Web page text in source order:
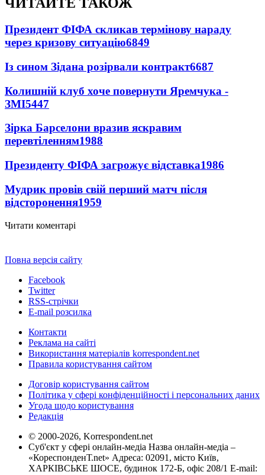
ЧИТАЙТЕ ТАКОЖ
Президент ФІФА скликав термінову нараду
через кризову ситуацію6849
Із сином Зідана розірвали контракт6687
Колишній клуб хоче повернути Яремчука -
ЗМІ5447
Зірка Барселони вразив яскравим
перевтіленням1988
Президенту ФІФА загрожує відставка1986
Мудрик провів свій перший матч після
відсторонення1959
Читати коментарі
Повна версія сайту
Facebook
Twitter
RSS-стрічки
E-mail розсилка
Контакти
Реклама на сайті
Використання матеріалів korrespondent.net
Правила користування сайтом
Договір користування сайтом
Політика у сфері конфіденційності і персональних даних
Угода щодо користування
Редакція
© 2000-2026, Korrespondent.net
Суб'єкт у сфері онлайн-медіа Назва онлайн-медіа –
«КореспонденТ.net» Адреса: 02091, місто Київ,
ХАРКІВСЬКЕ ШОСЕ, будинок 172-Б, офіс 208/1 E-mail: